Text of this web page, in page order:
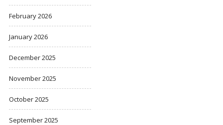
February 2026
January 2026
December 2025
November 2025
October 2025
September 2025